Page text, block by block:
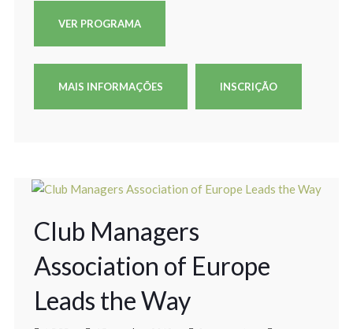
VER PROGRAMA
MAIS INFORMAÇÕES INSCRIÇÃO
Club Managers
Association of Europe
Leads the Way